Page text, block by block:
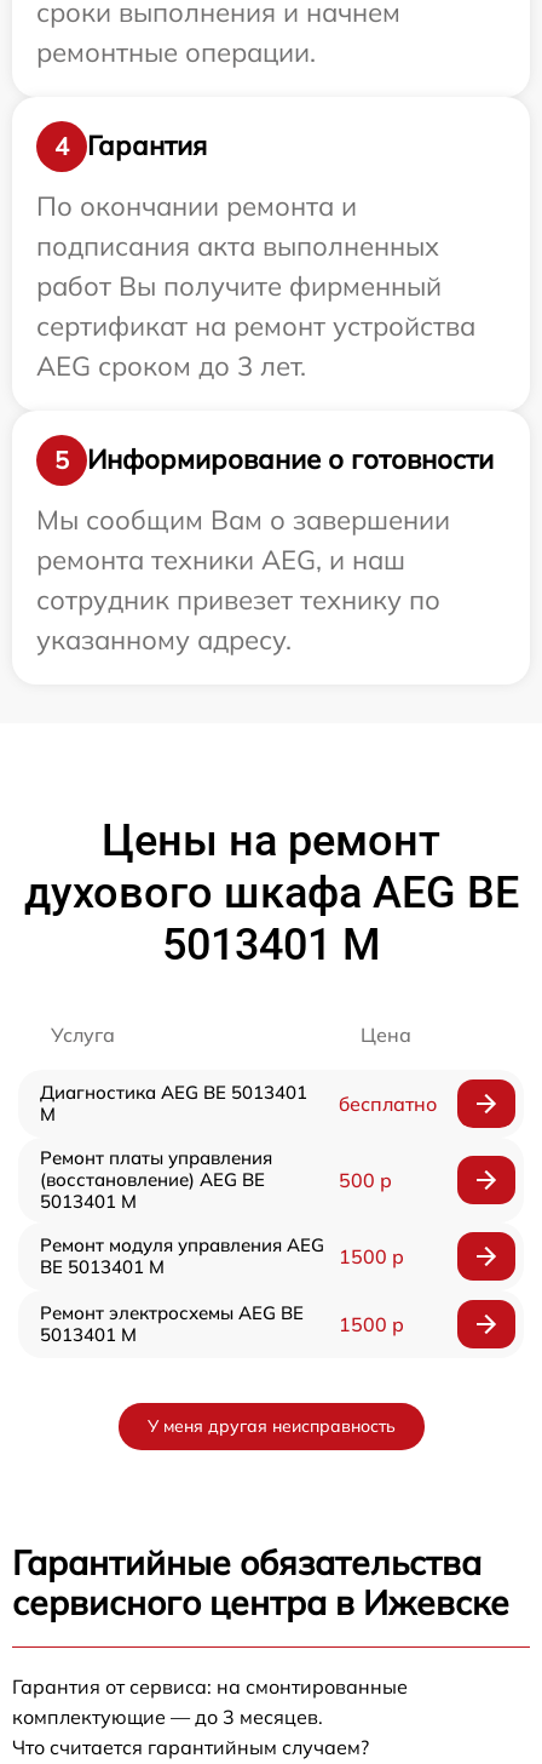
сроки выполнения и начнем
ремонтные операции.
4
Гарантия
По окончании ремонта и
подписания акта выполненных
работ Вы получите фирменный
сертификат на ремонт устройства
AEG сроком до 3 лет.
5
Информирование о готовности
Мы сообщим Вам о завершении
ремонта техники AEG, и наш
сотрудник привезет технику по
указанному адресу.
Цены на ремонт
духового шкафа AEG BE
5013401 M
Услуга Цена
Диагностика AEG BE 5013401
M
бесплатно
Ремонт платы управления
(восстановление) AEG BE
5013401 M
500 р
Ремонт модуля управления AEG
BE 5013401 M
1500 р
Ремонт электросхемы AEG BE
5013401 M
1500 р
У меня другая неисправность
Гарантийные обязательства
сервисного центра в Ижевске
Гарантия от сервиса: на смонтированные
комплектующие — до 3 месяцев.
Что считается гарантийным случаем?